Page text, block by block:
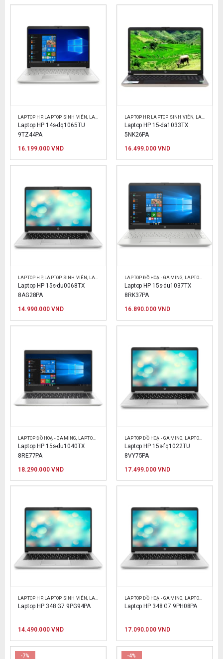
LAPTOP HP, LAPTOP SINH VIÊN LAPTOP VĂN PHÒNG
Laptop HP 14s-dq1065TU
9TZ44PA
16.199.000VND
LAPTOP HP, LAPTOP SINH VIÊN LAPTOP VĂN PHÒNG
Laptop HP 15-da1033TX
5NK26PA
16.499.000VND
LAPTOP HP, LAPTOP SINH VIÊN LAPTOP VĂN PHÒNG
Laptop HP 15s-du0068TX
8AG28PA
14.990.000VND
LAPTOP ĐỒ HOẠ - GAMING LAPTOP HP
Laptop HP 15s-du1037TX
8RK37PA
16.890.000VND
LAPTOP ĐỒ HOẠ - GAMING LAPTOP HP LAPTOP SINH VIÊN,LAPTOP VĂN PHÒNG
Laptop HP 15s-du1040TX
8RE77PA
18.290.000VND
LAPTOP ĐỒ HOẠ - GAMING LAPTOP HP
Laptop HP 15s-fq1022TU
8VY75PA
17.499.000VND
LAPTOP HP, LAPTOP SINH VIÊN, LAPTOP VĂN PHÒNG
Laptop HP 348 G7 9PG94PA
14.490.000VND
LAPTOP ĐỒ HOẠ - GAMING, LAPTOP HP
Laptop HP 348 G7 9PH08PA
17.090.000VND
-7% -4%